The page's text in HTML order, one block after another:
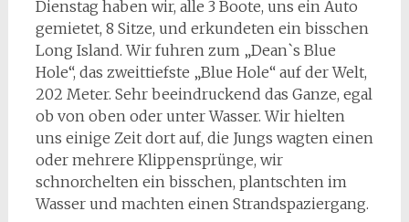
Dienstag haben wir, alle 3 Boote, uns ein Auto
gemietet, 8 Sitze, und erkundeten ein bisschen
Long Island. Wir fuhren zum „Dean`s Blue
Hole“, das zweittiefste „Blue Hole“ auf der Welt,
202 Meter. Sehr beeindruckend das Ganze, egal
ob von oben oder unter Wasser. Wir hielten
uns einige Zeit dort auf, die Jungs wagten einen
oder mehrere Klippensprünge, wir
schnorchelten ein bisschen, plantschten im
Wasser und machten einen Strandspaziergang.